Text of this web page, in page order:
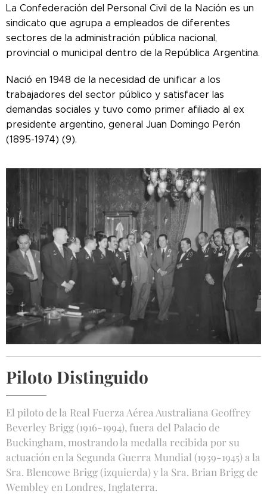
La Confederación del Personal Civil de la Nación es un
sindicato que agrupa a empleados de diferentes
sectores de la administración pública nacional,
provincial o municipal dentro de la República Argentina.
Nació en 1948 de la necesidad de unificar a los
trabajadores del sector público y satisfacer las
demandas sociales y tuvo como primer afiliado al ex
presidente argentino, general Juan Domingo Perón
(1895-1974) (9).
Piloto Distinguido
El piloto de la Real Fuerza Aérea Australiana Geoffrey
Beverley Brigg (1916-1994), fuera del Palacio de
Buckingham, mostrando la medalla recibida por su
actuación en la Segunda Guerra Mundial (1939-1945) a la
Sra. Blencowe Brigg (izquierda) y la Sra. Brian Brigg de
Wembley en Londres, Inglaterra.